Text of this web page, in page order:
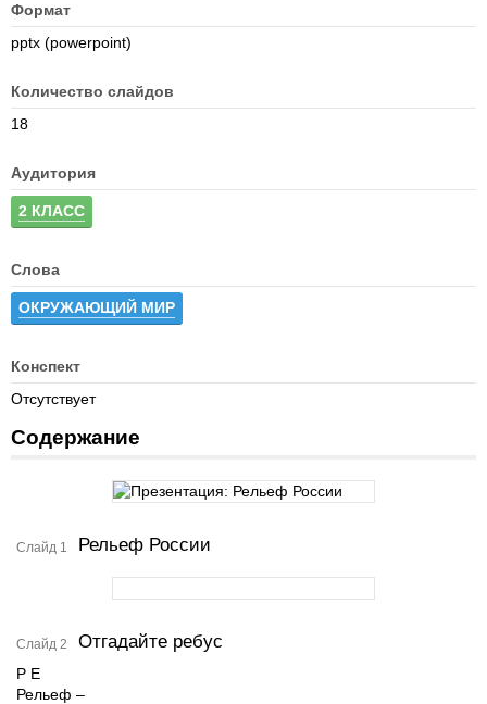
Формат
pptx (powerpoint)
Количество слайдов
18
Аудитория
2 КЛАСС
Слова
ОКРУЖАЮЩИЙ МИР
Конспект
Отсутствует
Содержание
Слайд 1 Рельеф России
Слайд 2 Отгадайте ребус
Р Е
Рельеф –